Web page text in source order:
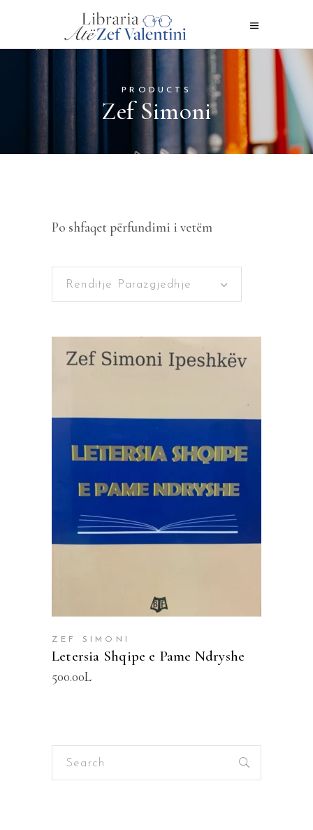
PRODUCTS
Zef Simoni
Po shfaqet përfundimi i vetëm
Renditje Parazgjedhje
ZEF SIMONI
Letersia Shqipe e Pame Ndryshe
500.00L
Search